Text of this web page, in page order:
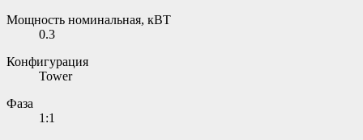
Мощность номинальная, кВТ
0.3
Конфигурация
Tower
Фаза
1:1